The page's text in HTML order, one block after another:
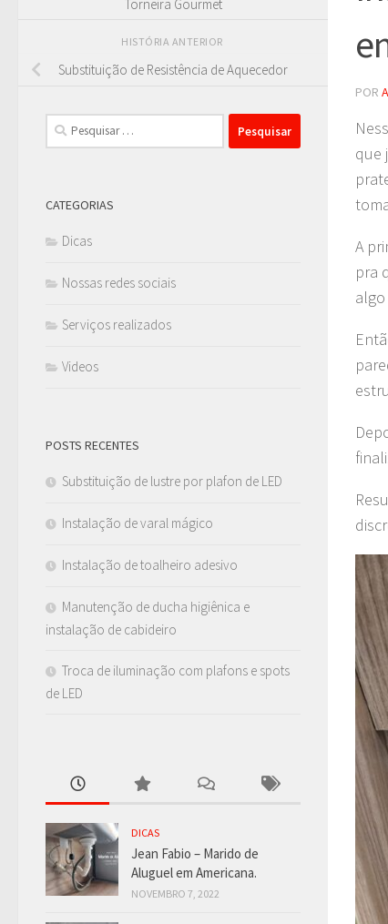
POR
que
A
pra
Torneira Gourmet
HISTÓRIA ANTERIOR
Substituição de Resistência de Aquecedor
Pesquisar
por:
CATEGORIAS
Dicas
Nossas redes sociais
Serviços realizados
Videos
POSTS RECENTES
Substituição de lustre por plafon de LED
Instalação de varal mágico
Instalação de toalheiro adesivo
Manutenção de ducha higiênica e
instalação de cabideiro
Troca de iluminação com plafons e spots
de LED
DICAS
Jean Fabio – Marido de
Aluguel em Americana.
NOVEMBRO 7, 2022